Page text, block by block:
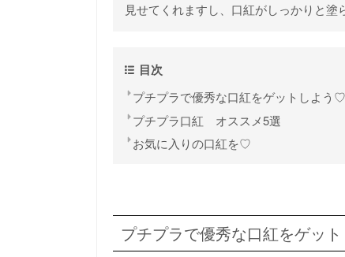
見せてくれますし、口紅がしっかりと
目次
プチプラで優秀な口紅をゲットしよう♡
プチプラ口紅 オススメ5選
お気に入りの口紅を♡
プチプラで優秀な口紅をゲッ